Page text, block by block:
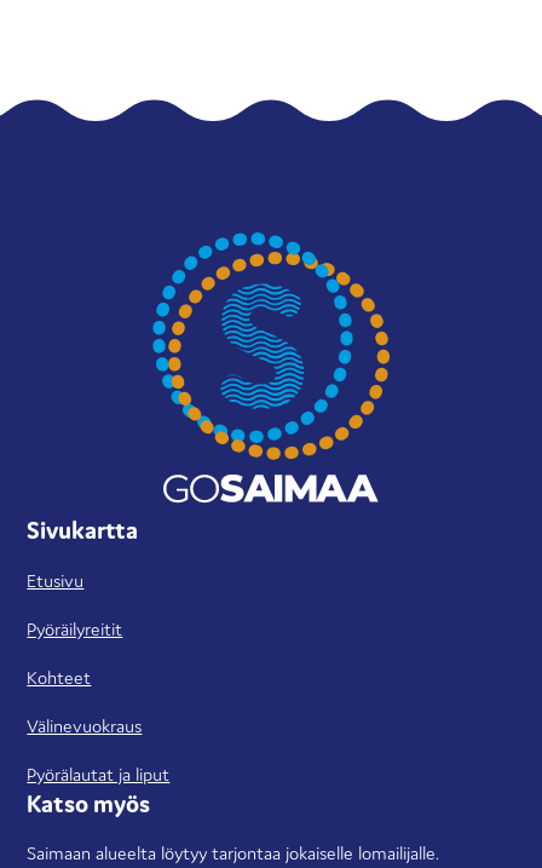
Sivukartta
Etusivu
Pyöräilyreitit
Kohteet
Välinevuokraus
Pyörälautat ja liput
Katso myös
Saimaan alueelta löytyy tarjontaa jokaiselle lomailijalle.